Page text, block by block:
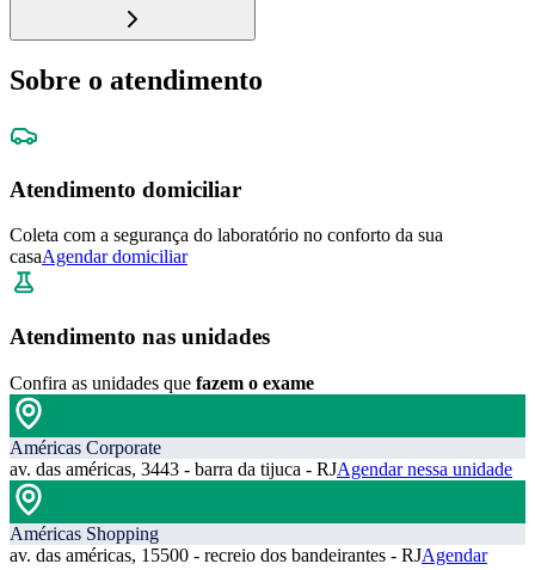
Sobre o atendimento
Atendimento domiciliar
Coleta com a segurança do laboratório no conforto da sua
casaAgendar domiciliar
Atendimento nas unidades
Confira as unidades que fazem o exame
Américas Corporate
av. das américas, 3443 - barra da tijuca - RJAgendar nessa unidade
Américas Shopping
av. das américas, 15500 - recreio dos bandeirantes - RJAgendar